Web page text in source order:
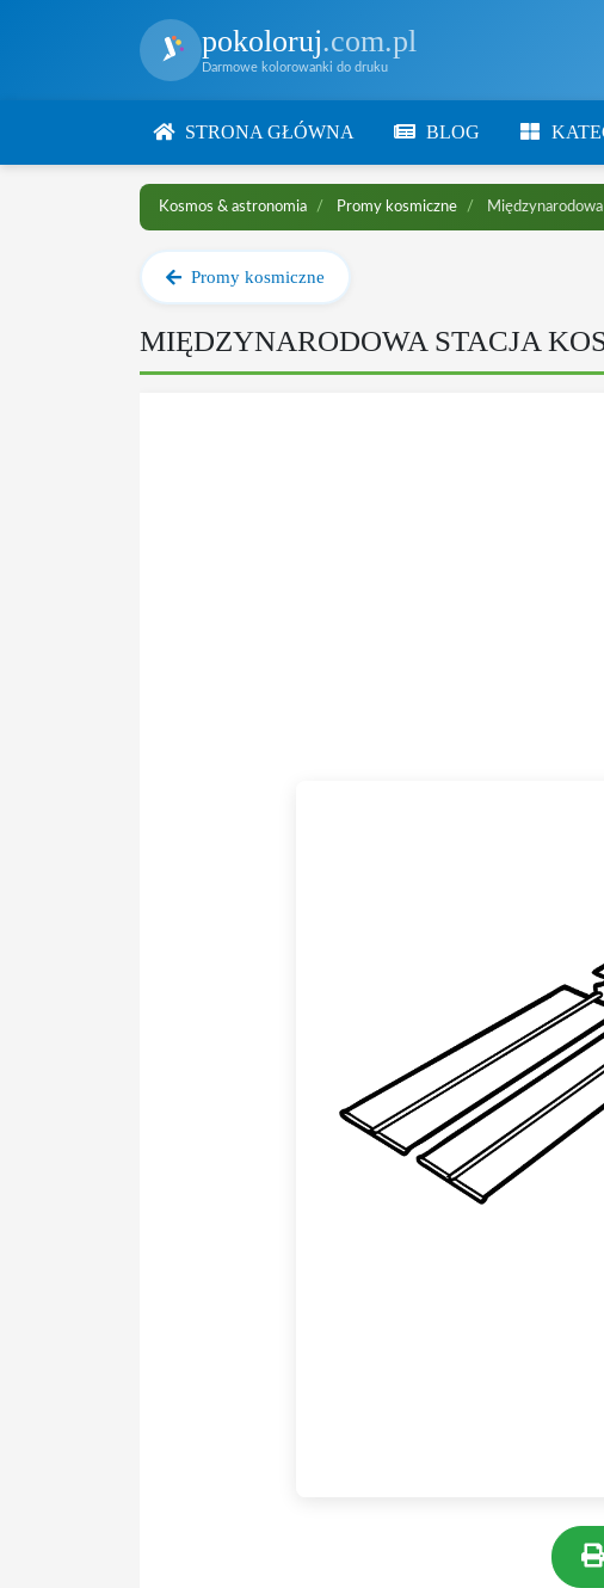
pokoloruj.com.pl
Darmowe kolorowanki do druku
STRONA GŁÓWNA BLOG
Kosmos & astronomia Promy kosmiczne
Promy kosmiczne
MIĘDZYNARODOWA STACJA